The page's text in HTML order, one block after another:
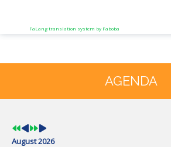
FaLang translation system by Faboba
AGENDA
Previous
Previous
NextNext
August 2026